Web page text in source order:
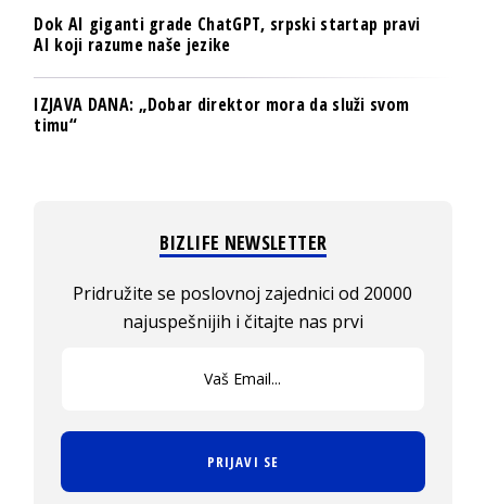
Dok AI giganti grade ChatGPT, srpski startap pravi
AI koji razume naše jezike
IZJAVA DANA: „Dobar direktor mora da služi svom
timu“
BIZLIFE NEWSLETTER
Pridružite se poslovnoj zajednici od 20000
najuspešnijih i čitajte nas prvi
PRIJAVI SE